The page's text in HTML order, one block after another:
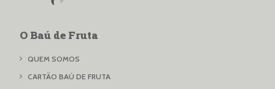
O Baú de Fruta
QUEM SOMOS
CARTÃO BAÚ DE FRUTA